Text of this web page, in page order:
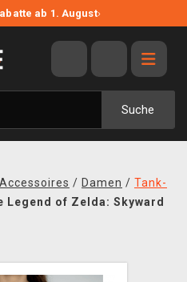
ab 1. August›
Suche
/ Damen / Tank-
Legend of Zelda: Skyward